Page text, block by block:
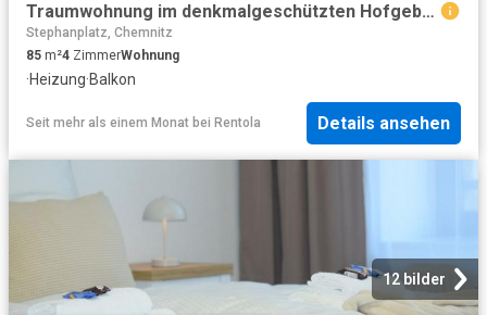
Traumwohnung im denkmalgeschützten Hofgebäude am Kaßberg mit Gartenanteil!
Stephanplatz, Chemnitz
85 m²4 ZimmerWohnung
·Heizung·Balkon
Seit mehr als einem Monat bei Rentola Details ansehen
12 bilder